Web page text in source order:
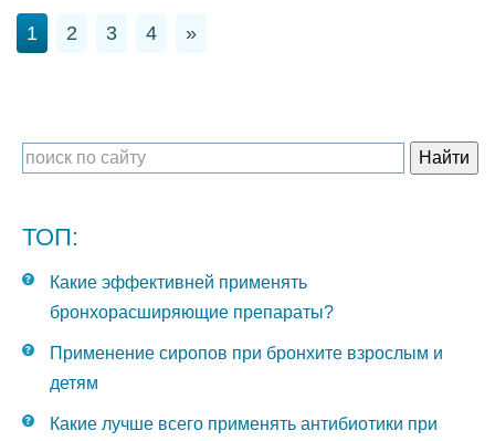
1 2 3 4 »
ТОП:
Какие эффективней применять
бронхорасширяющие препараты?
Применение сиропов при бронхите взрослым и
детям
Какие лучше всего применять антибиотики при